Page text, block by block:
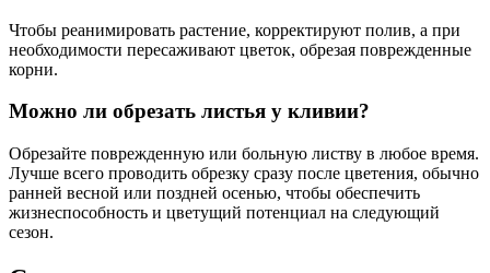
Чтобы реанимировать растение, корректируют полив, а при
необходимости пересаживают цветок, обрезая поврежденные
корни.
Можно ли обрезать листья у кливии?
Обрезайте поврежденную или больную листву в любое время.
Лучше всего проводить обрезку сразу после цветения, обычно
ранней весной или поздней осенью, чтобы обеспечить
жизнеспособность и цветущий потенциал на следующий
сезон.